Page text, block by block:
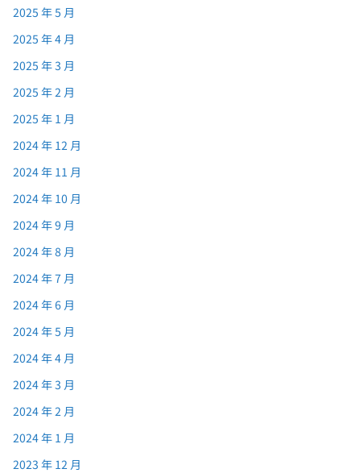
2025 年 5 月
2025 年 4 月
2025 年 3 月
2025 年 2 月
2025 年 1 月
2024 年 12 月
2024 年 11 月
2024 年 10 月
2024 年 9 月
2024 年 8 月
2024 年 7 月
2024 年 6 月
2024 年 5 月
2024 年 4 月
2024 年 3 月
2024 年 2 月
2024 年 1 月
2023 年 12 月